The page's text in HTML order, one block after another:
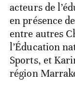
acteurs de
en présence
entre autres
l’Éducation
Sports, et
région